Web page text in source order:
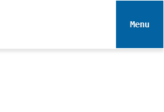
Toggle